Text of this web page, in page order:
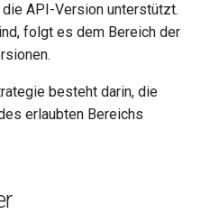
API-Version unterstützt.
folgt es dem Bereich der
besteht darin, die
erlaubten Bereichs